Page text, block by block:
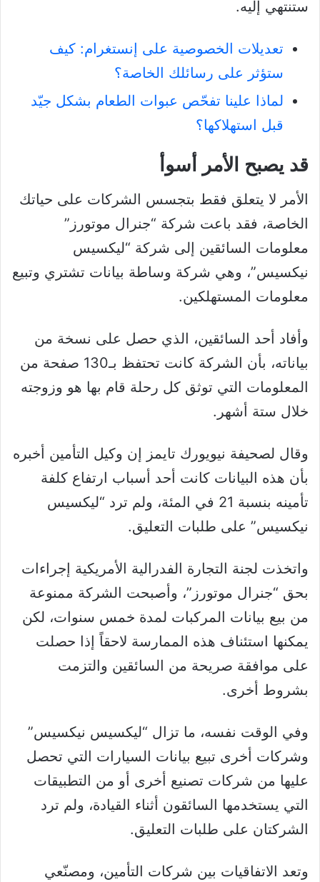
ستنتهي إليه.
تعديلات الخصوصية على إنستغرام: كيف
ستؤثر على رسائلك الخاصة؟
لماذا علينا تفحّص عبوات الطعام بشكل جيّد
قبل استهلاكها؟
قد يصبح الأمر أسوأ
الأمر لا يتعلق فقط بتجسس الشركات على حياتك
الخاصة، فقد باعت شركة “جنرال موتورز”
معلومات السائقين إلى شركة “ليكسيس
نيكسيس”، وهي شركة وساطة بيانات تشتري وتبيع
معلومات المستهلكين.
وأفاد أحد السائقين، الذي حصل على نسخة من
بياناته، بأن الشركة كانت تحتفظ بـ130 صفحة من
المعلومات التي توثق كل رحلة قام بها هو وزوجته
خلال ستة أشهر.
وقال لصحيفة نيويورك تايمز إن وكيل التأمين أخبره
بأن هذه البيانات كانت أحد أسباب ارتفاع كلفة
تأمينه بنسبة 21 في المئة، ولم ترد “ليكسيس
نيكسيس” على طلبات التعليق.
واتخذت لجنة التجارة الفدرالية الأمريكية إجراءات
بحق “جنرال موتورز”، وأصبحت الشركة ممنوعة
من بيع بيانات المركبات لمدة خمس سنوات، لكن
يمكنها استئناف هذه الممارسة لاحقاً إذا حصلت
على موافقة صريحة من السائقين والتزمت
بشروط أخرى.
وفي الوقت نفسه، ما تزال “ليكسيس نيكسيس”
وشركات أخرى تبيع بيانات السيارات التي تحصل
عليها من شركات تصنيع أخرى أو من التطبيقات
التي يستخدمها السائقون أثناء القيادة، ولم ترد
الشركتان على طلبات التعليق.
وتعد الاتفاقيات بين شركات التأمين، ومصنّعي